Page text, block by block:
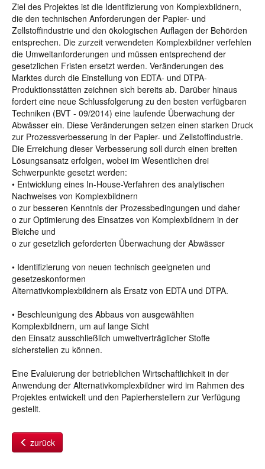
Ziel des Projektes ist die Identifizierung von Komplexbildnern,
die den technischen Anforderungen der Papier- und
Zellstoffindustrie und den ökologischen Auflagen der Behörden
entsprechen. Die zurzeit verwendeten Komplexbildner verfehlen
die Umweltanforderungen und müssen entsprechend der
gesetzlichen Fristen ersetzt werden. Veränderungen des
Marktes durch die Einstellung von EDTA- und DTPA-
Produktionsstätten zeichnen sich bereits ab. Darüber hinaus
fordert eine neue Schlussfolgerung zu den besten verfügbaren
Techniken (BVT - 09/2014) eine laufende Überwachung der
Abwässer ein. Diese Veränderungen setzen einen starken Druck
zur Prozessverbesserung in der Papier- und Zellstoffindustrie.
Die Erreichung dieser Verbesserung soll durch einen breiten
Lösungsansatz erfolgen, wobei im Wesentlichen drei
Schwerpunkte gesetzt werden:
• Entwicklung eines In-House-Verfahren des analytischen
Nachweises von Komplexbildnern
o zur besseren Kenntnis der Prozessbedingungen und daher
o zur Optimierung des Einsatzes von Komplexbildnern in der
Bleiche und
o zur gesetzlich geforderten Überwachung der Abwässer
• Identifizierung von neuen technisch geeigneten und
gesetzeskonformen
Alternativkomplexbildnern als Ersatz von EDTA und DTPA.
• Beschleunigung des Abbaus von ausgewählten
Komplexbildnern, um auf lange Sicht
den Einsatz ausschließlich umweltverträglicher Stoffe
sicherstellen zu können.
Eine Evaluierung der betrieblichen Wirtschaftlichkeit in der
Anwendung der Alternativkomplexbildner wird im Rahmen des
Projektes entwickelt und den Papierherstellern zur Verfügung
gestellt.
zurück